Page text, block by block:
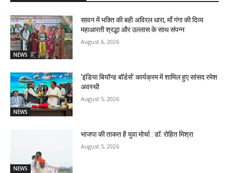
NEWS
सावन में भक्ति की बही अविरल धारा, माँ गंगा की दिव्य
महाआरती श्रद्धा और उल्लास के साथ संपन्न
August 6, 2026
NEWS
‘इंडिया बियॉन्ड बॉर्डर्स’ कार्यक्रम में शामिल हुए सांसद रमेश
अवस्थी
August 5, 2026
NEWS
भाजपा की ताकत है युवा मोर्चा : डॉ. रोहित मिश्रा
August 5, 2026